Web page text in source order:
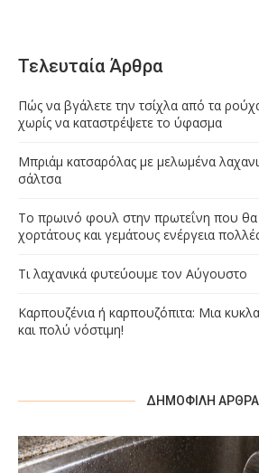
Τελευταία Άρθρα
Πώς να βγάλετε την τσίχλα από τα
χωρίς να καταστρέψετε το ύφασμα
Μπριάμ κατσαρόλας με μελωμένα
σάλτσα
Το πρωινό φουλ στην πρωτεΐνη που θα
χορτάτους και γεμάτους ενέργεια
Τι λαχανικά φυτεύουμε τον Αύγουστο
Καρπουζένια ή καρπουζόπιτα: Μια
και πολύ νόστιμη!
ΔΗΜΟΦΙΛΉ ΆΡΘΡΑ